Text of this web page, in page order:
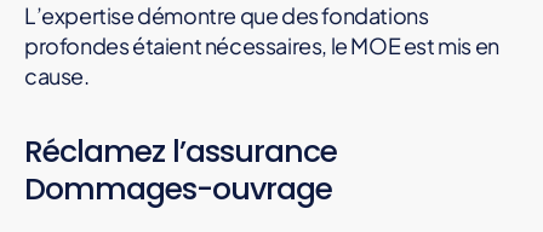
L’expertise démontre que des fondations
profondes étaient nécessaires, le MOE est mis en
cause.
Réclamez l’assurance
Dommages-ouvrage